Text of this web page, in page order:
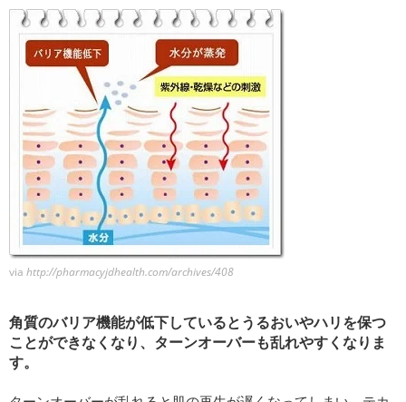
via http://pharmacyjdhealth.com/archives/408
角質のバリア機能が低下しているとうるおいやハリを保つ
ことができなくなり、ターンオーバーも乱れやすくなりま
す。